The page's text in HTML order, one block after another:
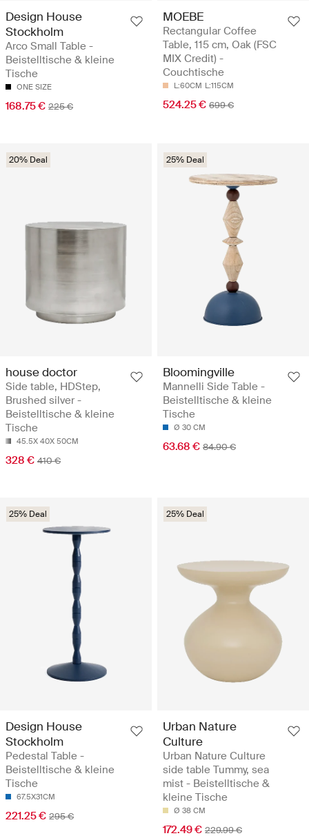
Design House
Stockholm
Arco Small Table -
Beistelltische & kleine
Tische
ONE SIZE
168.75 € 225 €
MOEBE
Rectangular Coffee
Table, 115 cm, Oak (FSC
MIX Credit) -
Couchtische
L:60CM L:115CM
524.25 € 699 €
20% Deal
house doctor
Side table, HDStep,
Brushed silver -
Beistelltische & kleine
Tische
45.5X 40X 50CM
328 € 410 €
25% Deal
Bloomingville
Mannelli Side Table -
Beistelltische & kleine
Tische
Ø 30 CM
63.68 € 84.90 €
25% Deal
Design House
Stockholm
Pedestal Table -
Beistelltische & kleine
Tische
67.5X31CM
221.25 € 295 €
25% Deal
Urban Nature
Culture
Urban Nature Culture
side table Tummy, sea
mist - Beistelltische &
kleine Tische
Ø 38 CM
172.49 € 229.99 €